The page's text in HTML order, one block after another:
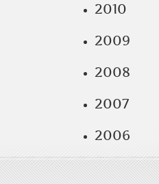
2010
2009
2008
2007
2006